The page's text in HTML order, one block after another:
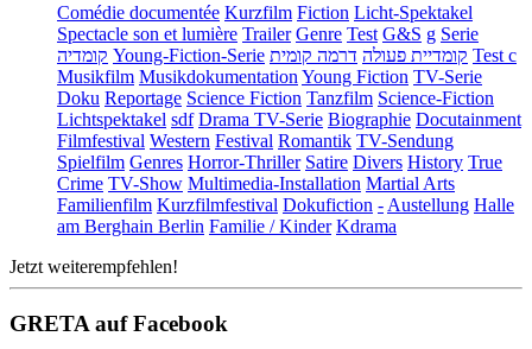
Comédie documentée Kurzfilm Fiction Licht-Spektakel
Spectacle son et lumière Trailer Genre Test G&S g Serie
קומדיה Young-Fiction-Serie קומדיית פעולה דרמה קומית
Test c
Musikfilm Musikdokumentation Young Fiction TV-Serie
Doku Reportage Science Fiction Tanzfilm Science-Fiction
Lichtspektakel sdf Drama TV-Serie Biographie Docutainment
Filmfestival Western Festival Romantik TV-Sendung
Spielfilm Genres Horror-Thriller Satire Divers History True
Crime TV-Show Multimedia-Installation Martial Arts
Familienfilm Kurzfilmfestival Dokufiction - Austellung Halle
am Berghain Berlin Familie / Kinder Kdrama
Jetzt weiterempfehlen!
GRETA auf Facebook